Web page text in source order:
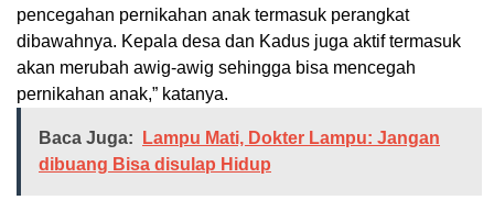
pencegahan pernikahan anak termasuk perangkat
dibawahnya. Kepala desa dan Kadus juga aktif termasuk
akan merubah awig-awig sehingga bisa mencegah
pernikahan anak,” katanya.
Baca Juga:
Lampu Mati, Dokter Lampu: Jangan
dibuang Bisa disulap Hidup